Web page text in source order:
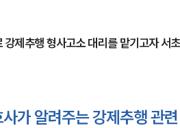
제추행 형사고소 대리를 맡기고자 서
가 알려주는 강제추행 관